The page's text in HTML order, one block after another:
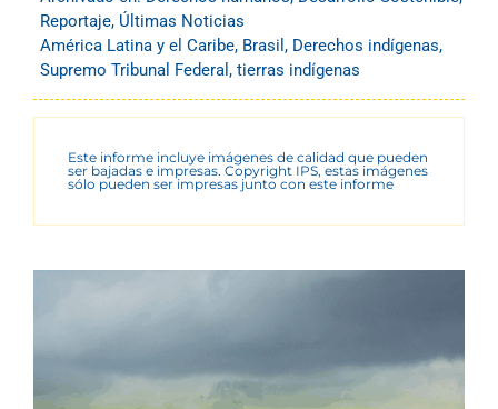
Reportaje, Últimas Noticias
América Latina y el Caribe, Brasil , Derechos indígenas,
Supremo Tribunal Federal , tierras indígenas
Este informe incluye imágenes de calidad que pueden
ser bajadas e impresas. Copyright IPS, estas imágenes
sólo pueden ser impresas junto con este informe